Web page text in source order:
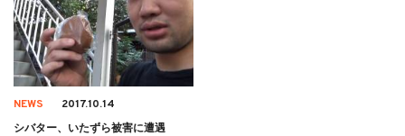
NEWS 2017.10.14
シバター、いたずら被害に遭遇